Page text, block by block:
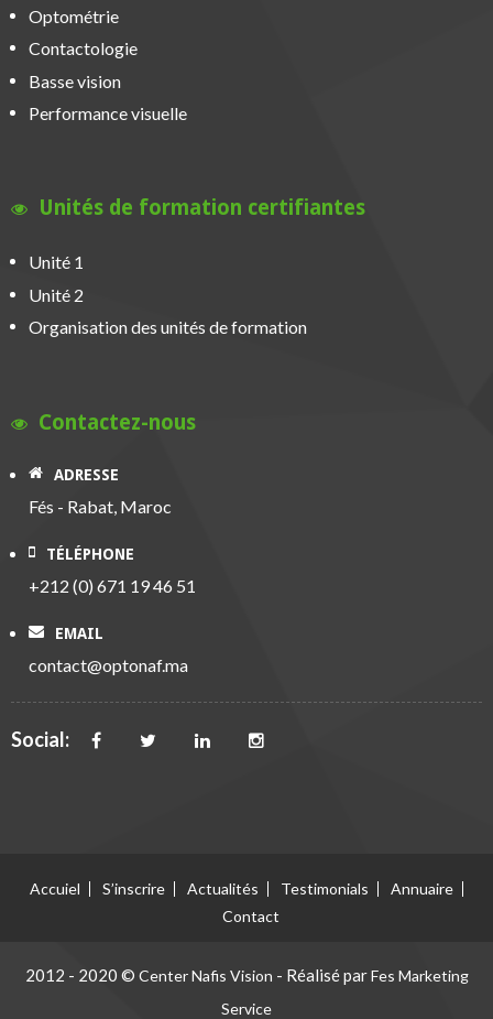
Optométrie
Contactologie
Basse vision
Performance visuelle
Unités de formation certifiantes
Unité 1
Unité 2
Organisation des unités de formation
Contactez-nous
ADRESSE
Fés - Rabat, Maroc
TÉLÉPHONE
+212 (0) 671 19 46 51
EMAIL
contact@optonaf.ma
Social:
Accuiel S’inscrire Actualités Testimonials
Annuaire
Contact
2012 - 2020 © Center Nafis Vision - Réalisé parFes Marketing
Service